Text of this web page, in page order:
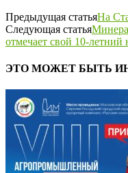
Предыдущая статьяНа
Следующая статья
отмечает свой 10-летний
ЭТО МОЖЕТ БЫТЬ